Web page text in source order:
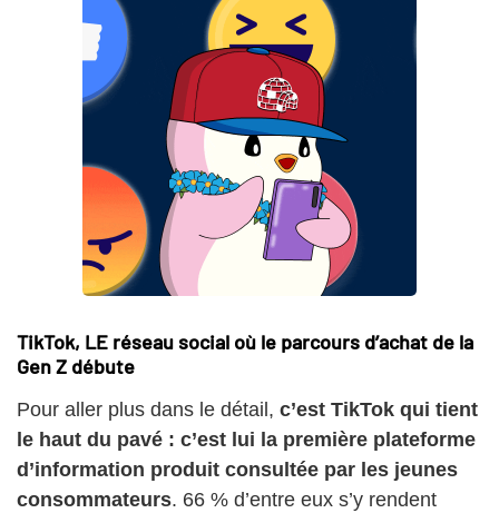
TikTok, LE réseau social où le parcours d’achat de la
Gen Z débute
Pour aller plus dans le détail, c’est TikTok qui tient
le haut du pavé : c’est lui la première plateforme
d’information produit consultée par les jeunes
consommateurs. 66 % d’entre eux s’y rendent